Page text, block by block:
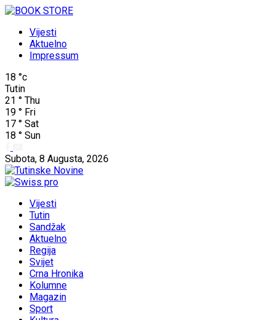
Vijesti
Aktuelno
Impressum
18 °c
Tutin
21 ° Thu
19 ° Fri
17 ° Sat
18 ° Sun
Subota, 8 Augusta, 2026
Vijesti
Tutin
Sandžak
Aktuelno
Regija
Svijet
Crna Hronika
Kolumne
Magazin
Sport